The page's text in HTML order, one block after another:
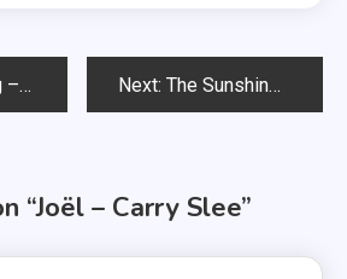
vraagt Next: The Sunshine Award + Liebster Award
“Joël – Carry Slee”